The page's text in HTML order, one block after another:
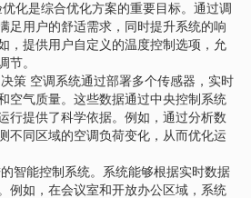
化是综合优化方案的重要目标。通过调
足用户的舒适需求，同时提升系统的响
，提供用户自定义的温度控制选项，允
节。
策 空调系统通过部署多个传感器，实时
空气质量。这些数据通过中央控制系统
行提供了科学依据。例如，通过分析数
不同区域的空调负荷变化，从而优化运
智能控制系统。系统能够根据实时数据
例如，在会议室和开放办公区域，系统